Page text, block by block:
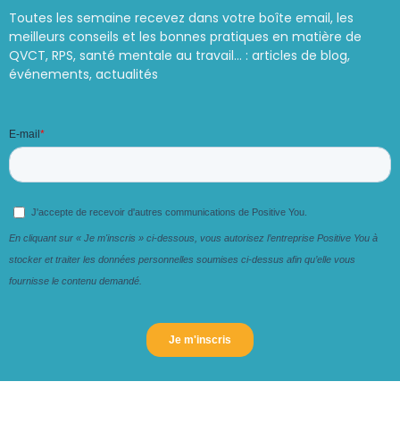
Toutes les semaine recevez dans votre boîte email, les
meilleurs conseils et les bonnes pratiques en matière de
QVCT, RPS, santé mentale au travail… : articles de blog,
événements, actualités